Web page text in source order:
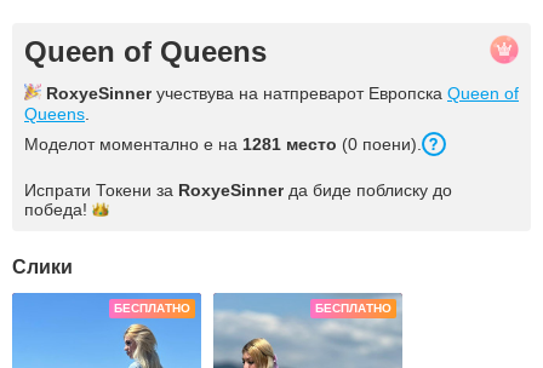
Queen of Queens
RoxyeSinner учествува на натпреварот Европска Queen of
Queens
Моделот моментално е на 1281 место (0 поени).
Испрати Токени за RoxyeSinner да биде поблиску до
победа!
Слики
БЕСПЛАТНО БЕСПЛАТНО